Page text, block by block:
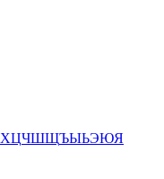
ХЦЧШЩЪЫЬЭЮЯ